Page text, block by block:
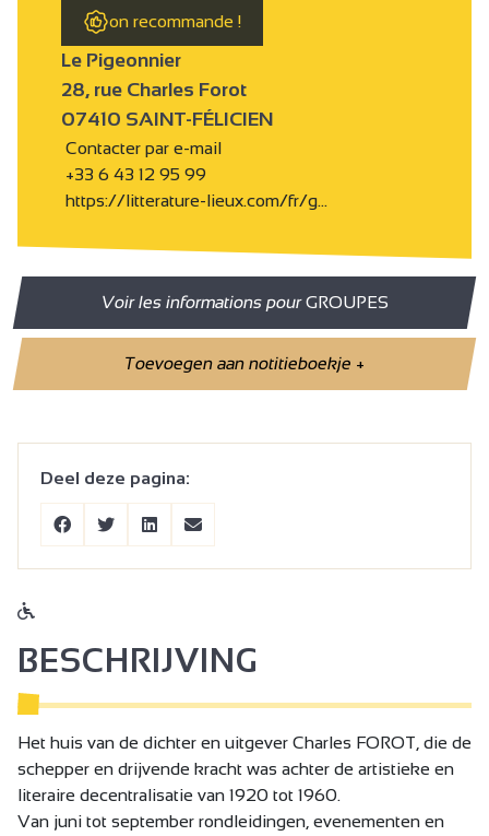
on recommande !
Le Pigeonnier
28, rue Charles Forot
07410 SAINT-FÉLICIEN
Contacter par e-mail
+33 6 43 12 95 99
https://litterature-lieux.com/fr/g…
Voir les informations pourGROUPES
Toevoegen aan notitieboekje+
Deel deze pagina:
BESCHRIJVING
Het huis van de dichter en uitgever Charles FOROT, die de
schepper en drijvende kracht was achter de artistieke en
literaire decentralisatie van 1920 tot 1960.
Van juni tot september rondleidingen, evenementen en